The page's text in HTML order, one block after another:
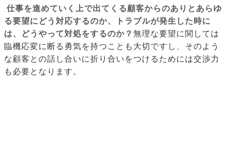
仕事を進めていく上で出てくる顧客からのありとあらゆ
る要望にどう対応するのか、トラブルが発生した時に
は、どうやって対処をするのか？ 無理な要望に関しては
臨機応変に断る勇気を持つことも大切ですし、そのよう
な顧客との話し合いに折り合いをつけるためには交渉力
も必要となります。